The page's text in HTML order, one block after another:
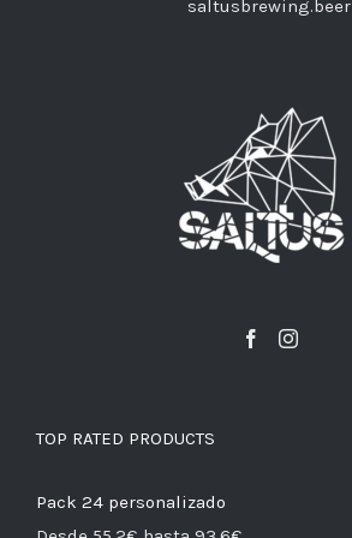
saltusbrewing.beer
TOP RATED PRODUCTS
Pack 24 personalizado